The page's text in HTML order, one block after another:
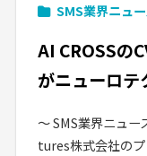
SMS業界ニュ
AI CROSSの
がニューロテ
〜 SMS業界ニュ
tures株式会社のプ